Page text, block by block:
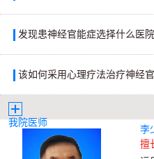
发现患神经官能症选择什么医
该如何采用心理疗法治疗神经
我院医师
李
擅